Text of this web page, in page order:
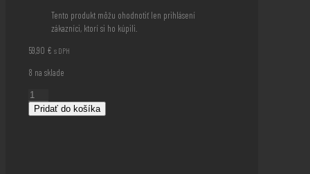
Tento produkt môžu ohodnotiť len prihlásení
zákazníci, ktorí si ho kúpili.
59,90 € s DPH
8 na sklade
množstvo
Loch
Pridať do košíka